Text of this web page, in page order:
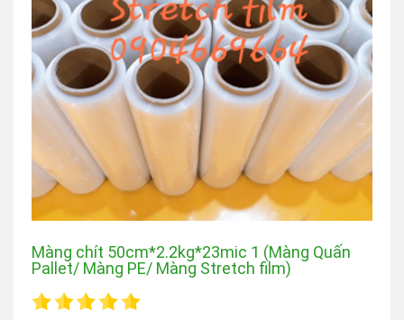
Màng chít 50cm*2.2kg*23mic 1 (Màng Quấn
Pallet/ Màng PE/ Màng Stretch film)